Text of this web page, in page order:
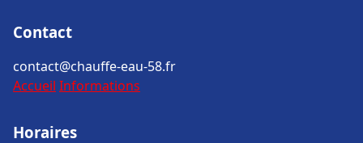
Contact
contact@chauffe-eau-58.fr
Accueil Informations
Horaires